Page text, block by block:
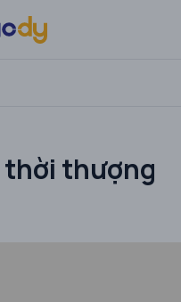
thời thượng